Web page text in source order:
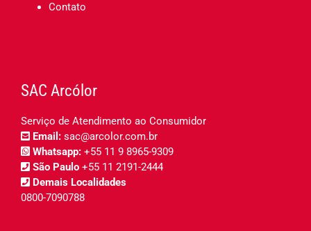
Contato
SAC Arcólor
Serviço de Atendimento ao Consumidor
Email: sac@arcolor.com.br
Whatsapp: +55 11 9 8965-9309
São Paulo +55 11 2191-2444
Demais Localidades
0800-7090788